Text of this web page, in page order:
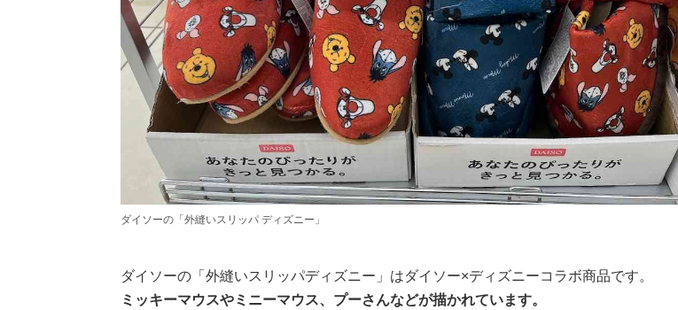
ダイソーの「外縫いスリッパ ディズニー」
ダイソーの「外縫いスリッパディズニー」はダイソー×ディズニーコラボ商品です。
ミッキーマウスやミニーマウス、プーさんなどが描かれています。